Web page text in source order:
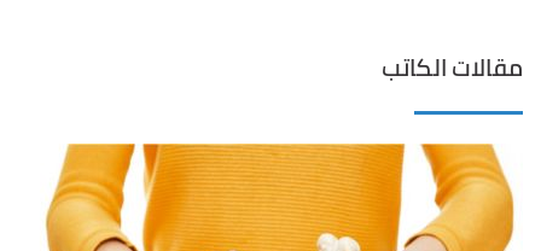
مقالات الكاتب